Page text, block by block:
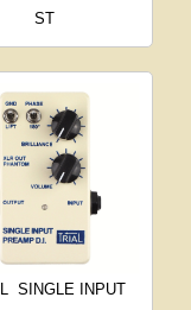
ST
SINGLE INPUT